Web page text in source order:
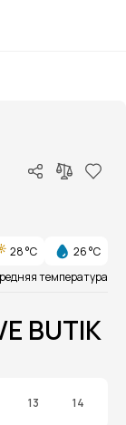
28 °C
26 °C
температура
BUTIK
13 14